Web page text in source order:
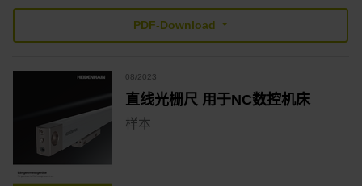
PDF-Download
08/2023
直线光栅尺 用于NC数控机床
样本